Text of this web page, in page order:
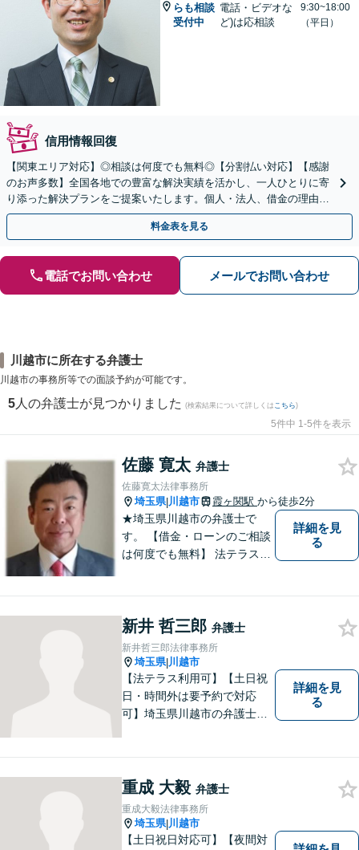
らも相談
受付中
電話・ビデオな
ど)は応相談
9:30~18:00
（平日）
信用情報回復
【関東エリア対応】◎相談は何度でも無料◎【分割払い対応】【感謝
のお声多数】全国各地での豊富な解決実績を活かし、一人ひとりに寄
り添った解決プランをご提案いたします。個人・法人、借金の理由に
問わず柔軟に対応しますので、まずはお気軽にご相談を
料金表を見る
電話でお問い合わせ メールでお問い合わせ
川越市に所在する弁護士
川越市の事務所等での面談予約が可能です。
5 人の弁護士が見つかりました (検索結果について詳しくは こちら)
5件中 1-5件を表示
佐藤 寛太 弁護士
佐藤寛太法律事務所
埼玉県|川越市 霞ヶ関駅 から徒歩2分
★埼玉県川越市の弁護士で
す。 【借金・ローンのご相談
は何度でも無料】 法テラス契
詳細を見
る
新井 哲三郎 弁護士
新井哲三郎法律事務所
埼玉県|川越市
【法テラス利用可】【土日祝
日・時間外は要予約で対応
可】埼玉県川越市の弁護士で
詳細を見
る
重成 大毅 弁護士
重成大毅法律事務所
埼玉県|川越市
【土日祝日対応可】【夜間対